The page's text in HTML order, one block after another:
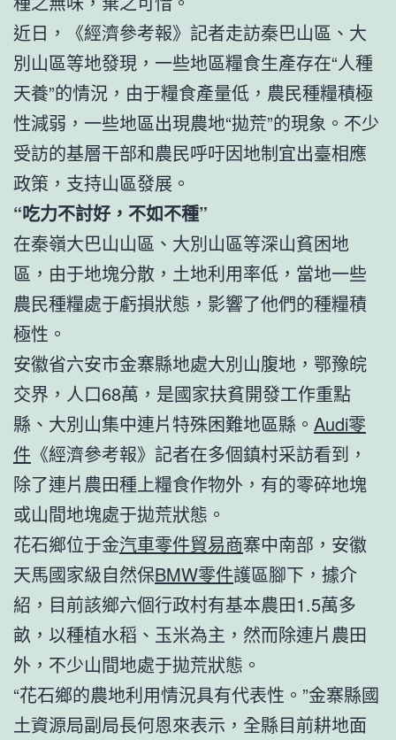
近日，《經濟參考報》記者走訪秦巴山區、大
別山區等地發現，一些地區糧食生產存在“人種
天養”的情況，由于糧食產量低，農民種糧積極
性減弱，一些地區出現農地“拋荒”的現象。不少
受訪的基層干部和農民呼吁因地制宜出臺相應
政策，支持山區發展。
“吃力不討好，不如不種”
在秦嶺大巴山山區、大別山區等深山貧困地
區，由于地塊分散，土地利用率低，當地一些
農民種糧處于虧損狀態，影響了他們的種糧積
極性。
安徽省六安市金寨縣地處大別山腹地，鄂豫皖
交界，人口68萬，是國家扶貧開發工作重點
縣、大別山集中連片特殊困難地區縣。 Audi零
件 《經濟參考報》記者在多個鎮村采訪看到，
除了連片農田種上糧食作物外，有的零碎地塊
或山間地塊處于拋荒狀態。
花石鄉位于金汽車零件貿易商寨中南部，安徽
天馬國家級自然保BMW零件護區腳下，據介
紹，目前該鄉六個行政村有基本農田1.5萬多
畝，以種植水稻、玉米為主，然而除連片農田
外，不少山間地處于拋荒狀態。
“花石鄉的農地利用情況具有代表性。”金寨縣國
土資源局副局長何恩來表示，全縣目前耕地面